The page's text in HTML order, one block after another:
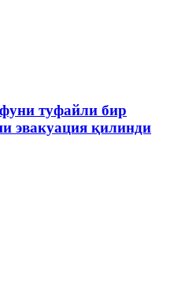
туфайли бир
эвакуация қилинди